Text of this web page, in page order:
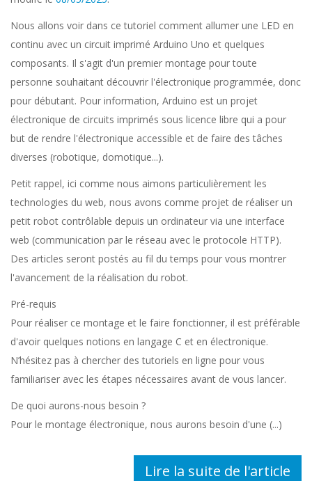
Nous allons voir dans ce tutoriel comment allumer une LED en
continu avec un circuit imprimé Arduino Uno et quelques
composants. Il s'agit d'un premier montage pour toute
personne souhaitant découvrir l'électronique programmée, donc
pour débutant. Pour information, Arduino est un projet
électronique de circuits imprimés sous licence libre qui a pour
but de rendre l'électronique accessible et de faire des tâches
diverses (robotique, domotique...).
Petit rappel, ici comme nous aimons particulièrement les
technologies du web, nous avons comme projet de réaliser un
petit robot contrôlable depuis un ordinateur via une interface
web (communication par le réseau avec le protocole HTTP).
Des articles seront postés au fil du temps pour vous montrer
l'avancement de la réalisation du robot.
Pré-requis
Pour réaliser ce montage et le faire fonctionner, il est préférable
d'avoir quelques notions en langage C et en électronique.
N’hésitez pas à chercher des tutoriels en ligne pour vous
familiariser avec les étapes nécessaires avant de vous lancer.
De quoi aurons-nous besoin ?
Pour le montage électronique, nous aurons besoin d'une (...)
Lire la suite de l'article